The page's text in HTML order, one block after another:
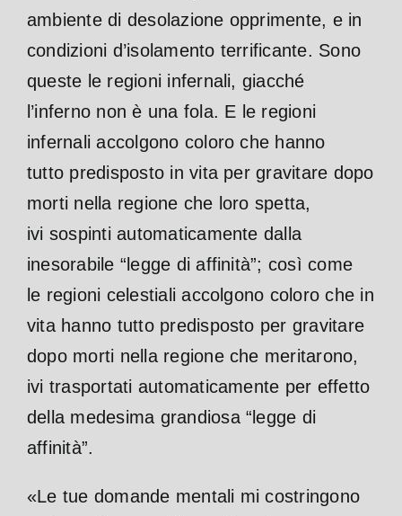
ambiente di desolazione opprimente, e in
condizioni d’isolamento terrificante. Sono
queste le regioni infernali, giacché
l’inferno non è una fola. E le regioni
infernali accolgono coloro che hanno
tutto predisposto in vita per gravitare dopo
morti nella regione che loro spetta,
ivi sospinti automaticamente dalla
inesorabile “legge di affinità”; così come
le regioni celestiali accolgono coloro che in
vita hanno tutto predisposto per gravitare
dopo morti nella regione che meritarono,
ivi trasportati automaticamente per effetto
della medesima grandiosa “legge di
affinità”.
«Le tue domande mentali mi costringono